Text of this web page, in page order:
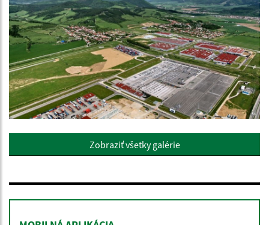
Zobraziť všetky galérie